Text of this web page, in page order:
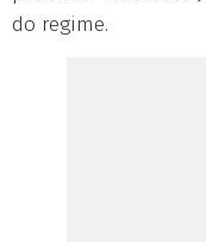
do regime.